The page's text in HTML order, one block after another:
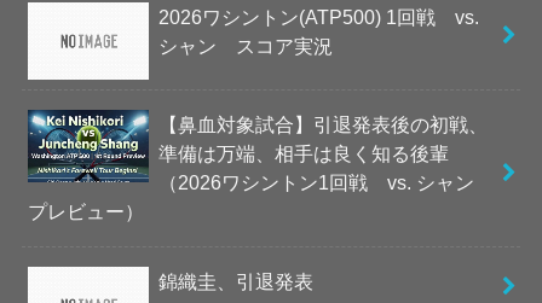
2026ワシントン(ATP500) 1回戦 vs.
シャン スコア実況
【鼻血対象試合】引退発表後の初戦、
準備は万端、相手は良く知る後輩
（2026ワシントン1回戦 vs. シャン
プレビュー）
錦織圭、引退発表